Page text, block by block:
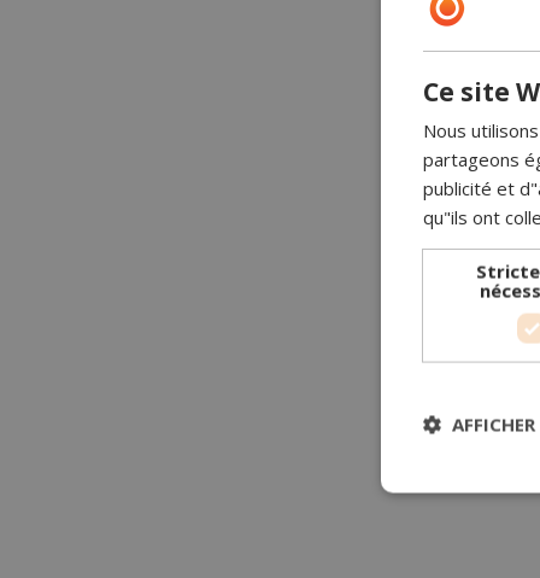
Ce site
Nous
partageons
publicité et
qu"ils ont